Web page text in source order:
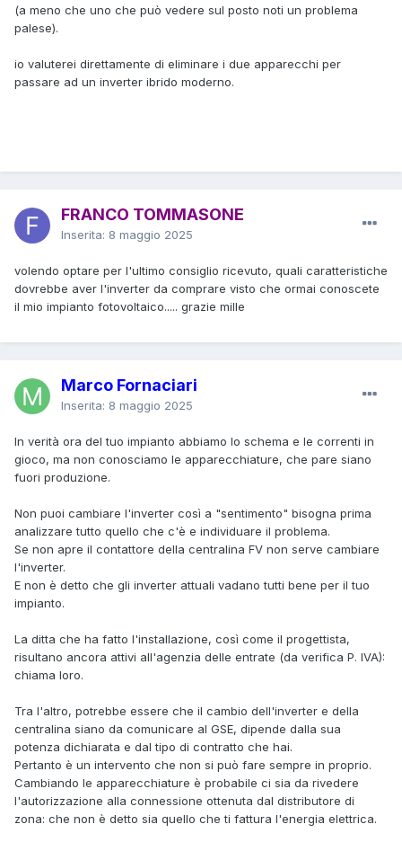
(a meno che uno che può vedere sul posto noti un problema
palese).
io valuterei direttamente di eliminare i due apparecchi per
passare ad un inverter ibrido moderno.
FRANCO TOMMASONE
Inserita: 8 maggio 2025
volendo optare per l'ultimo consiglio ricevuto, quali caratteristiche
dovrebbe aver l'inverter da comprare visto che ormai conoscete
il mio impianto fotovoltaico..... grazie mille
Marco Fornaciari
Inserita: 8 maggio 2025
In verità ora del tuo impianto abbiamo lo schema e le correnti in
gioco, ma non conosciamo le apparecchiature, che pare siano
fuori produzione.
Non puoi cambiare l'inverter così a "sentimento" bisogna prima
analizzare tutto quello che c'è e individuare il problema.
Se non apre il contattore della centralina FV non serve cambiare
l'inverter.
E non è detto che gli inverter attuali vadano tutti bene per il tuo
impianto.
La ditta che ha fatto l'installazione, così come il progettista,
risultano ancora attivi all'agenzia delle entrate (da verifica P. IVA):
chiama loro.
Tra l'altro, potrebbe essere che il cambio dell'inverter e della
centralina siano da comunicare al GSE, dipende dalla sua
potenza dichiarata e dal tipo di contratto che hai.
Pertanto è un intervento che non si può fare sempre in proprio.
Cambiando le apparecchiature è probabile ci sia da rivedere
l'autorizzazione alla connessione ottenuta dal distributore di
zona: che non è detto sia quello che ti fattura l'energia elettrica.